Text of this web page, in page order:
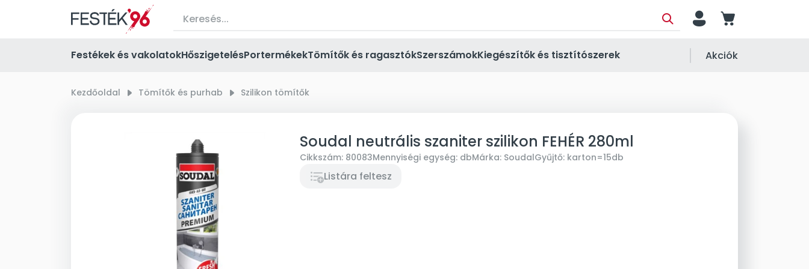
person cart
Festékek és vakolatokHőszigetelésPortermékekTömítők és ragasztókSzerszámokKiegészítők és tisztítószerek Akciók
Kezdőoldal right_small Tömítők és purhab right_small Szilikon tömítők
Soudal neutrális szaniter szilikon FEHÉR 280ml
Cikkszám: 80083Mennyiségi egység: dbMárka: SoudalGyűjtő: karton=15db
Listára feltesz